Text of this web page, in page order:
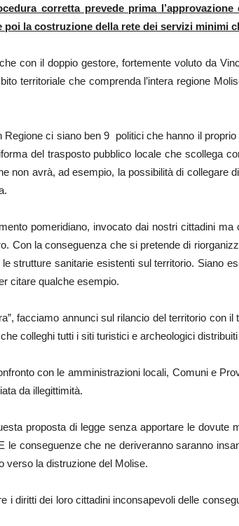
corretta prevede prima
la costruzione della rete dei servizi minimi
con il doppio gestore, fortemente voluto da
territoriale che comprenda l’intera regione
ci siano ben 9 politici che hanno il
del trasposto pubblico locale che scollega
non avrà, ad esempio, la possibilità di collegare
pomeridiano, invocato dai nostri cittadini
Con la conseguenza che si pretende di
strutture sanitarie esistenti sul territorio. Siano
citare qualche esempio.
facciamo annunci sul rilancio del territorio con
colleghi tutti i siti turistici e archeologici
con le amministrazioni locali, Comuni e
da illegittimità.
proposta di legge senza apportare le
conseguenze che ne deriveranno saranno
verso la distruzione del Molise.
i diritti dei loro cittadini inconsapevoli delle